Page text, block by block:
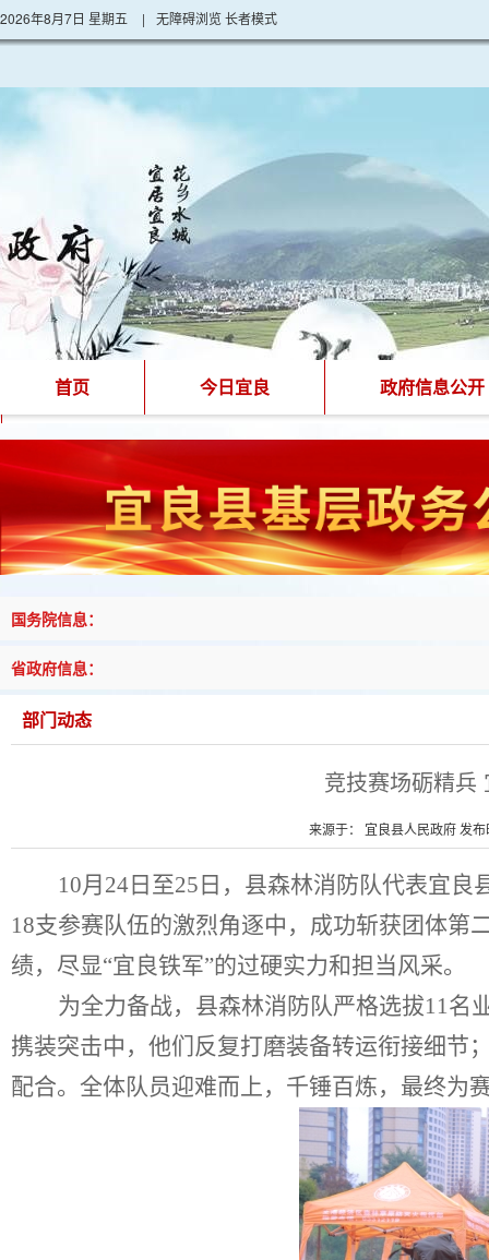
2026年8月7日 星期五 | 无障碍浏览长者模式
首页 今日宜良 政府信息公开
国务院信息：
省政府信息：
部门动态
竞技赛场砺精兵
来源于： 宜良县人民政府 发
10月 24 日至25 日，县森林消防队代表宜良
18支参赛队伍的激烈角逐中，成功斩获团体第
绩，尽显“宜良铁军”的过硬实力和担当风采。
为全力备战，县森林消防队严格选拔11名
携装突击中，他们反复打磨装备转运衔接细节
配合。全体队员迎难而上，千锤百炼，最终为